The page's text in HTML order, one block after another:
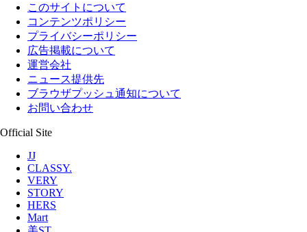
このサイトについて
コンテンツポリシー
プライバシーポリシー
広告掲載について
運営会社
ニュース提供先
ブラウザプッシュ通知について
お問い合わせ
Official Site
JJ
CLASSY.
VERY
STORY
HERS
Mart